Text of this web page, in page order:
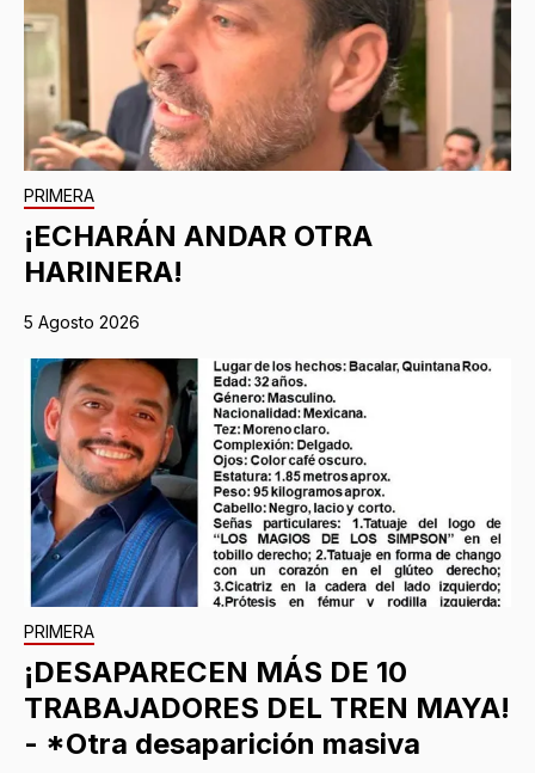
PRIMERA
¡ECHARÁN ANDAR OTRA
HARINERA!
5 Agosto 2026
PRIMERA
¡DESAPARECEN MÁS DE 10
TRABAJADORES DEL TREN MAYA!
- *Otra desaparición masiva